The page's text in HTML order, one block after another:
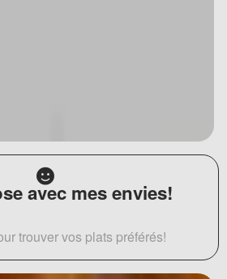
avec mes envies!
trouver vos plats préférés!